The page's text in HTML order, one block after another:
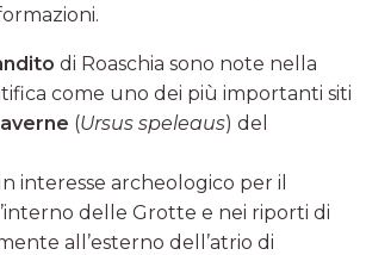
di Roaschia sono note nella
come uno dei più importanti siti
(Ursus speleaus) del
interesse archeologico per il
delle Grotte e nei riporti di
all’esterno dell’atrio di